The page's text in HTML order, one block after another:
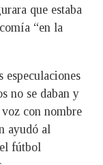
que estaba
“en la
especulaciones
no se daban y
con nombre
ayudó al
fútbol